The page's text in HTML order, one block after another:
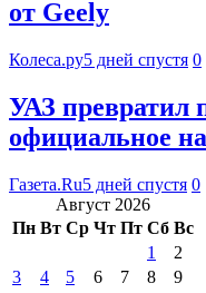
от Geely
Колеса.ру5 дней спустя 0
УАЗ превратил
официальное
Газета.Ru5 дней спустя 0
Август 2026
Пн Вт Ср Чт Пт Сб Вс
1
2
3
4 5 6 7 8
9